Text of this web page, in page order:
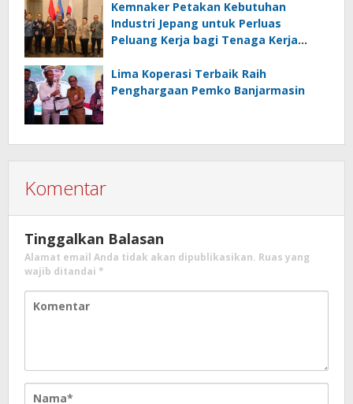
Kemnaker Petakan Kebutuhan
Industri Jepang untuk Perluas
Peluang Kerja bagi Tenaga Kerja
Lima Koperasi Terbaik Raih
Penghargaan Pemko Banjarmasin
Komentar
Tinggalkan Balasan
Alamat email Anda tidak akan dipublikasikan. Ruas yang
wajib ditandai *